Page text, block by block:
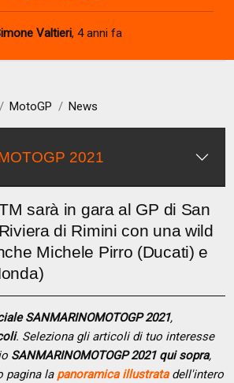
Valtieri, 4 anni fa
MotoGP News
2021
sarà in gara al GP di San
di Rimini con una wild
Michele Pirro (Ducati) e
SANMARINOMOTOGP 2021,
. Seleziona gli articoli di tuo interesse
SANMARINOMOTOGP 2021 qui sopra,
pagina la panoramica illustratadell'intero